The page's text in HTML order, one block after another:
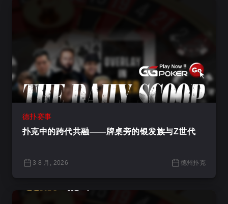
德扑赛事
扑克中的跨代共融——牌桌旁的银发族与Z世代
3 8 月, 2026 德州扑克